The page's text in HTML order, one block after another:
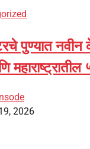
पुण्यात
2026